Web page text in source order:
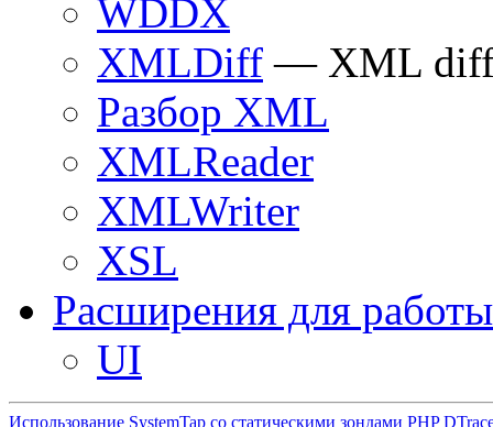
WDDX
XMLDiff — XML diff
Разбор XML
XMLReader
XMLWriter
XSL
Расширения для
UI
Использование SystemTap со статическими зондами PHP